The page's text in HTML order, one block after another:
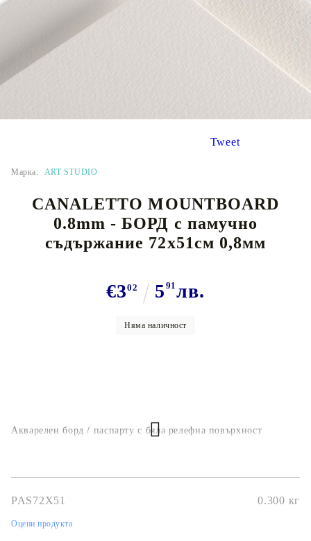
Tweet
Марка: ART STUDIO
CANALETTO MOUNTBOARD
0.8mm - БОРД с памучно
съдържание 72х51см 0,8мм
€302 5 91лв.
Няма наличност
Акварелен борд / паспарту с бяла релефна повърхност
PAS72X51 0.300 кг
Оцени продукта